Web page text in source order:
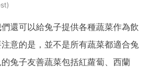
還可以給兔子提供各種蔬菜作為飲
意的是，並不是所有蔬菜都適合兔
兔子友善蔬菜包括紅蘿蔔、西蘭